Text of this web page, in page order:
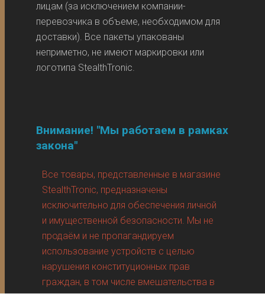
лицам (за исключением компании-
перевозчика в объеме, необходимом для
доставки). Все пакеты упакованы
неприметно, не имеют маркировки или
логотипа StealthTronic.
Внимание! "Мы работаем в рамках
закона"
Все товары, представленные в магазине
StealthTronic, предназначены
исключительно для обеспечения личной
и имущественной безопасности. Мы не
продаём и не пропагандируем
использование устройств с целью
нарушения конституционных прав
граждан, в том числе вмешательства в